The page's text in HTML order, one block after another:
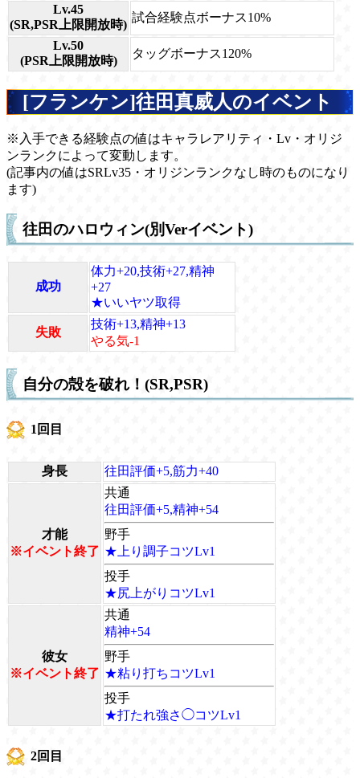
Lv.45
(SR,PSR上限開放時)
試合経験点ボーナス10%
Lv.50
(PSR上限開放時)
タッグボーナス120%
[フランケン]往田真威人のイベント
※入手できる経験点の値はキャラレアリティ・Lv・オリジ
ンランクによって変動します。
(記事内の値はSRLv35・オリジンランクなし時のものになり
ます)
往田のハロウィン(別Verイベント)
成功
体力+20,技術+27,精神
+27
★いいヤツ取得
失敗
技術+13,精神+13
やる気-1
自分の殻を破れ！(SR,PSR)
1回目
身長 往田評価+5,筋力+40
才能
※イベント終了
共通
往田評価+5,精神+54
野手
★上り調子コツLv1
投手
★尻上がりコツLv1
彼女
※イベント終了
共通
精神+54
野手
★粘り打ちコツLv1
投手
★打たれ強さ◯コツLv1
2回目